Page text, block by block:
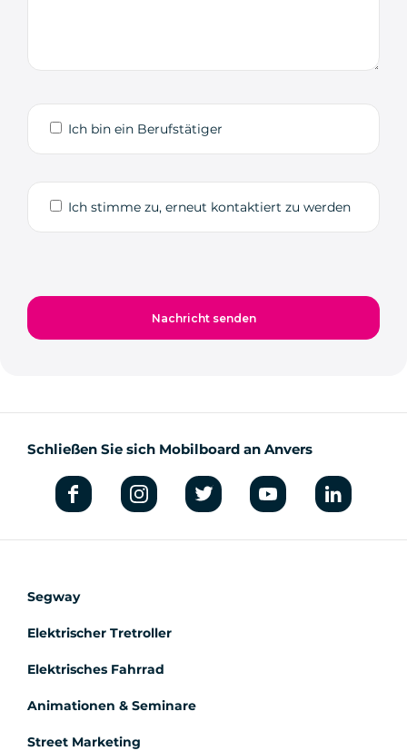
Ich bin ein Berufstätiger
Ich stimme zu, erneut kontaktiert zu werden
Schließen Sie sich Mobilboard an Anvers
Segway
Elektrischer Tretroller
Elektrisches Fahrrad
Animationen & Seminare
Street Marketing